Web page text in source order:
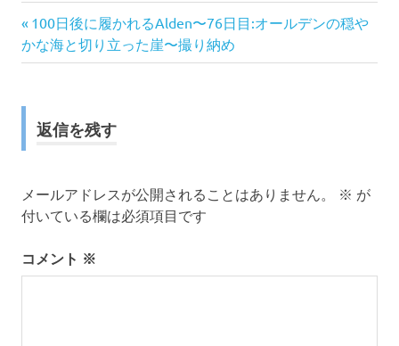
投
稿
ナ
ビ
ー
シ
前
の
記
100日後に履かれるAlden〜76日目:オールデンの穏や
かな海と切り立った崖〜撮り納め
返信を残す
メールアドレスが公開されることはありません。 ※ が
付いている欄は必須項目です
コメント ※